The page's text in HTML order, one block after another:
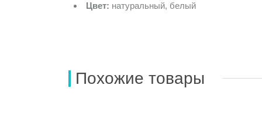
Цвет: натуральный, белый
Похожие товары